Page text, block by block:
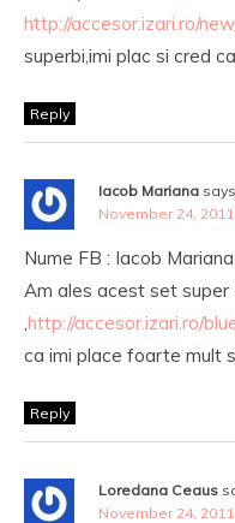
http://accesor.izari.ro/
superbi,imi plac si cred
Reply
Iacob Mariana
November 24,
Nume FB : Iacob Mariana
Am ales acest set super
,http://accesor.izari.ro/
ca imi place foarte mult
Reply
Loredana Ceaus
November 24,